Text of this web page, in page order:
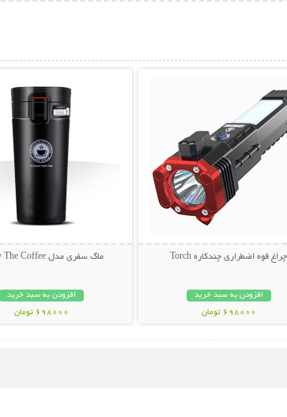
چراغ قوه اضطراری چندکاره Torch
افزودن به سبد خرید
698000 تومان
ماگ سفری مدل Enjoy The Coffee
افزودن به سبد خرید
698000 تومان